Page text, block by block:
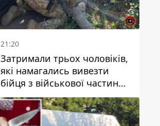
21:20
Затримали трьох чоловіків,
які намагались вивезти
бійця з військової частини
до Дніпра за 7 тисяч
доларів: серед них був лікар